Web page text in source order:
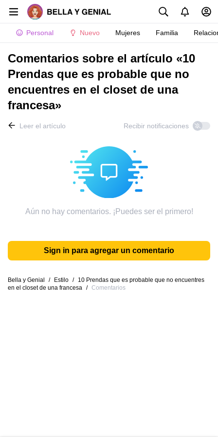
Personal Nuevo Mujeres Familia
Comentarios sobre el artículo «10
Prendas que es probable que no
encuentres en el closet de una
francesa»
Leer el artículo Recibir notificaciones
Aún no hay comentarios. ¡Puedes ser el primero!
Sign in para agregar un comentario
Bella y Genial / Estilo /
10 Prendas que es probable que no encuentres
en el closet de una francesa / Comentarios